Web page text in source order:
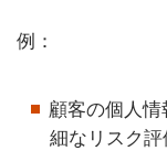
例：
顧客の個人
細なリスク